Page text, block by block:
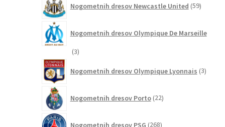
Nogometnih dresov Newcastle United 59izdelkov
Nogometnih dresov Olympique De Marseille
33
Nogometnih dresov Olympique Lyonnais 3izdelki
Nogometnih dresov Porto 22izdelkov
Nogometnih dresov PSG 268